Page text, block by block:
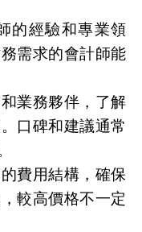
的經驗和專業領
需求的會計師能
業務夥伴，了解
口碑和建議通常
費用結構，確保
較高價格不一定